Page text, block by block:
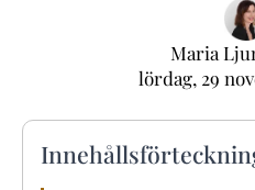
Maria
lördag, 29